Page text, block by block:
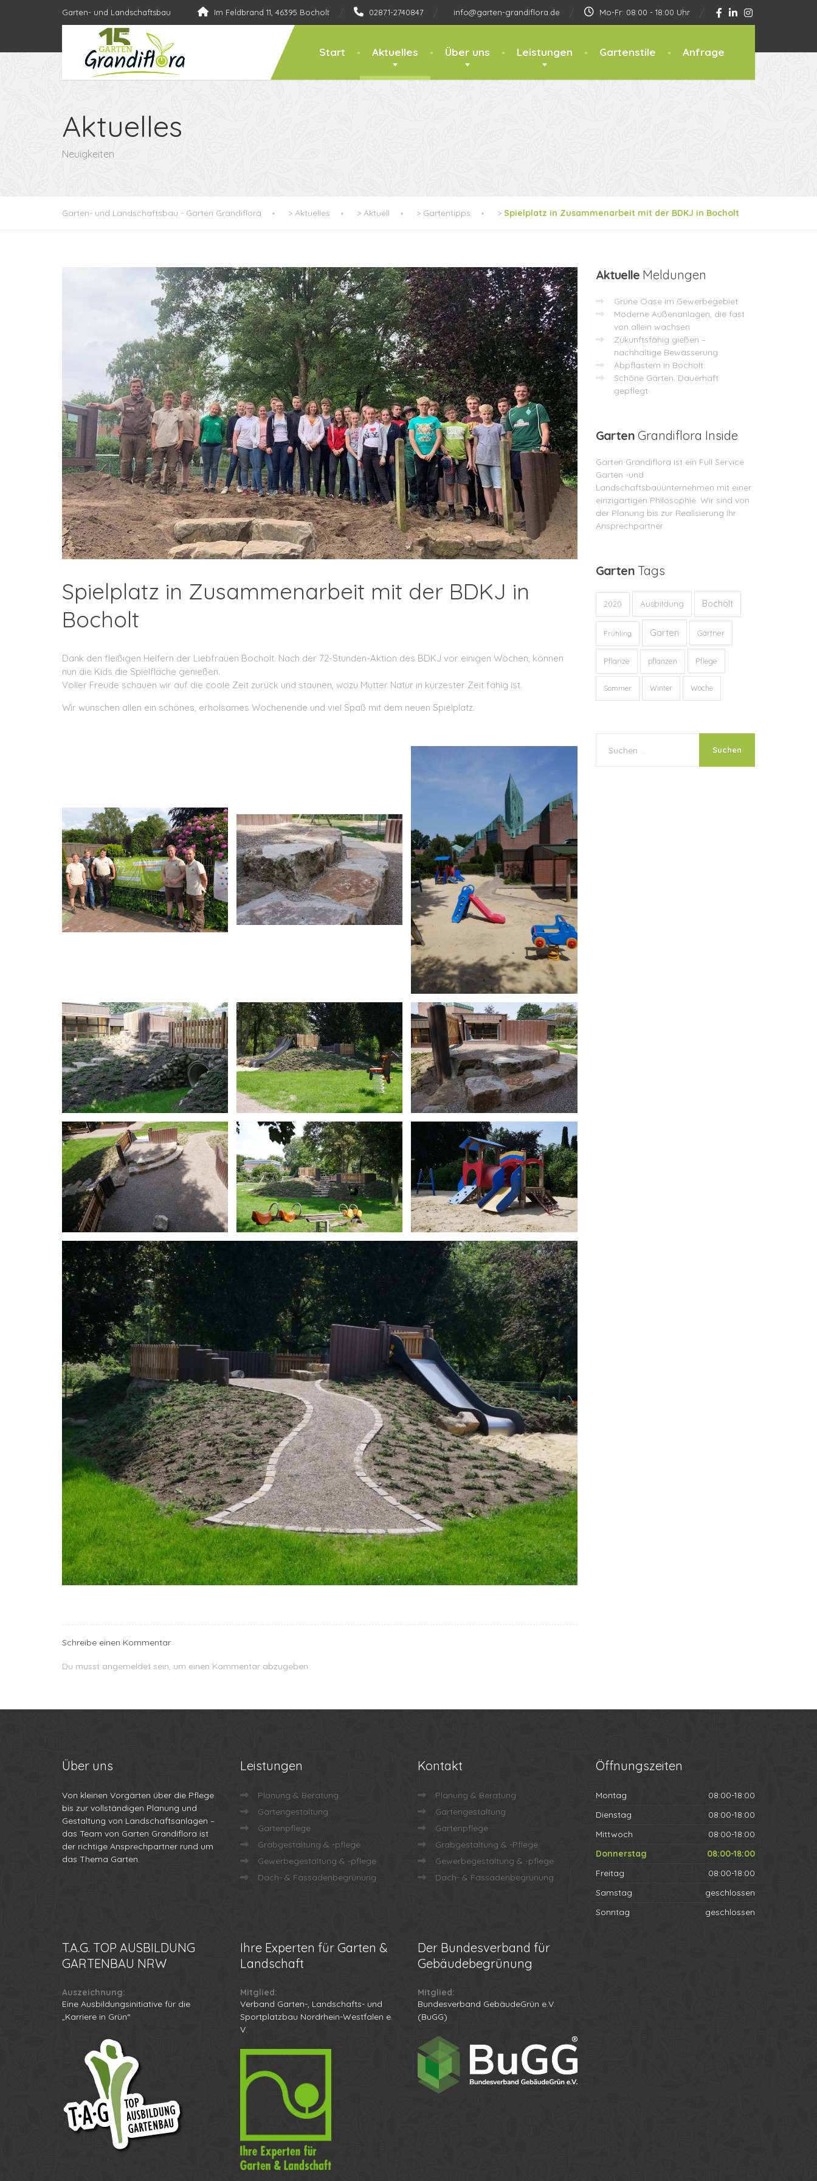
Garten- und Landschaftsbau Im Feldbrand 11, 46395 Bocholt 02871-2740847 info@garten-grandiflora.de Mo-Fr: 08:00 - 18:00 Uhr
Start Aktuelles Über uns Leistungen Gartenstile Anfrage
Aktuelles
Neuigkeiten
Garten- und Landschaftsbau - Garten Grandiflora > Aktuelles > Aktuell > Gartentipps > Spielplatz in Zusammenarbeit mit der BDKJ in Bocholt
Spielplatz in Zusammenarbeit mit der BDKJ in
Bocholt
Dank den fleißigen Helfern der Liebfrauen Bocholt. Nach der 72-Stunden-Aktion des BDKJ vor einigen Wochen, können
nun die Kids die Spielfläche genießen.
Voller Freude schauen wir auf die coole Zeit zurück und staunen, wozu Mutter Natur in kürzester Zeit fähig ist.
Wir wünschen allen ein schönes, erholsames Wochenende und viel Spaß mit dem neuen Spielplatz.
Schreibe einen Kommentar
Du musst angemeldet sein, um einen Kommentar abzugeben.
Aktuelle Meldungen
Grüne Oase im Gewerbegebiet
Moderne Außenanlagen, die fast
von allein wachsen
Zukunftsfähig gießen –
nachhaltige Bewässerung
Abpflastern in Bocholt:
Schöne Gärten. Dauerhaft
gepflegt.
GartenGrandiflora Inside
Garten Grandiflora ist ein Full Service
Garten -und
Landschaftsbauunternehmen mit einer
einzigartigen Philosophie. Wir sind von
der Planung bis zur Realisierung Ihr
Ansprechpartner.
GartenTags
2020 Ausbildung Bocholt
Frühling Garten Gärtner
Pflanze pflanzen Pflege
Sommer Winter Woche
Über uns
Von kleinen Vorgärten über die Pflege
bis zur vollständigen Planung und
Gestaltung von Landschaftsanlagen –
das Team von Garten Grandiflora ist
der richtige Ansprechpartner rund um
das Thema Garten.
Leistungen
Planung & Beratung
Gartengestaltung
Gartenpflege
Grabgestaltung & -pflege
Gewerbegestaltung & -pflege
Dach- & Fassadenbegrünung
Kontakt
Planung & Beratung
Gartengestaltung
Gartenpflege
Grabgestaltung & -Pflege
Gewerbegestaltung & -pflege
Dach- & Fassadenbegrünung
Öffnungszeiten
Montag
08:00-18:00
Dienstag
08:00-18:00
Mittwoch
08:00-18:00
Donnerstag
08:00-18:00
Freitag
08:00-18:00
Samstag
geschlossen
Sonntag
geschlossen
T.A.G. TOP AUSBILDUNG
GARTENBAU NRW
Auszeichnung:
Eine Ausbildungsinitiative für die
„Karriere in Grün“
IhreExperten für Garten &
Landschaft
Mitglied:
Verband Garten-, Landschafts- und
Sportplatzbau Nordrhein-Westfalen e.
V.
Der Bundesverband für
Gebäudebegrünung
Mitglied:
Bundesverband GebäudeGrün e.V.
(BuGG)